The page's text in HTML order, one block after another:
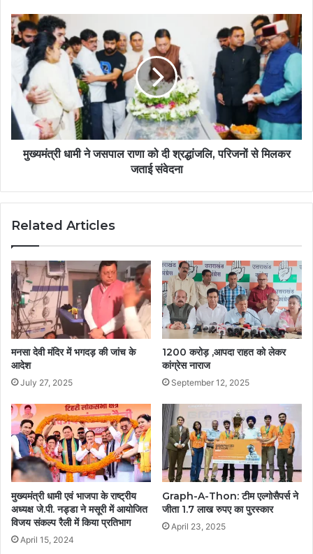
मुख्यमंत्री धामी ने जसपाल राणा को दी श्रद्धांजलि, परिजनों से मिलकर
जताई संवेदना
Related Articles
मनसा देवी मंदिर में भगदड़ की जांच के
आदेश
July 27, 2025
1200 करोड़ ,आपदा राहत को लेकर
कांग्रेस नाराज
September 12, 2025
मुख्यमंत्री धामी एवं भाजपा के राष्ट्रीय
अध्यक्ष जे.पी. नड्डा ने मसूरी में आयोजित
विजय संकल्प रैली में किया प्रतिभाग
April 15, 2024
Graph-A-Thon: टीम एल्गोसैपर्स ने
जीता 1.7 लाख रुपए का पुरस्कार
April 23, 2025